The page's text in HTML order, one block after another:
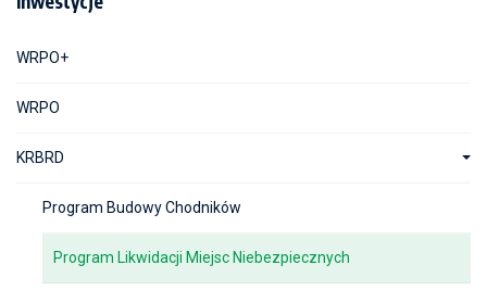
WRPO+
WRPO
KRBRD
Program Budowy Chodników
Program Likwidacji Miejsc Niebezpiecznych